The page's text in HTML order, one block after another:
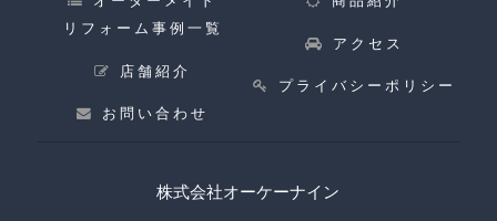
リフォーム事例一覧
店舗紹介
お問い合わせ
アクセス
プライバシーポリシー
株式会社オーケーナイン